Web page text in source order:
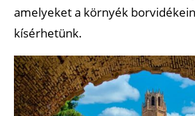
amelyeket a környék
kísérhetünk.